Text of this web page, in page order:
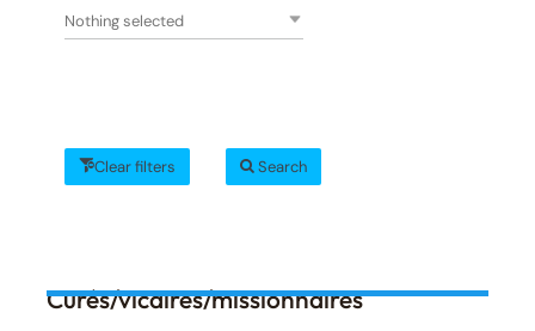
Nothing selected
Clear filters Search
Curés/vicaires/missionnaires